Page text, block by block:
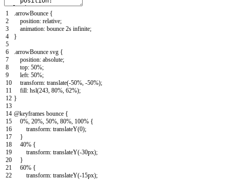
1
2
3
4
5
6
7
8
9
10
11
12
13
14
15
16
17
18
19
20
21
22
.arrowBounce {
position: relative;
animation: bounce 2s infinite;
}
.arrowBounce svg {
position: absolute;
top: 50%;
left: 50%;
transform: translate(-50%, -50%);
fill: hsl(243, 80%, 62%);
}
@keyframes bounce {
0%, 20%, 50%, 80%, 100% {
transform: translateY(0);
}
40% {
transform: translateY(-30px);
}
60% {
transform: translateY(-15px);